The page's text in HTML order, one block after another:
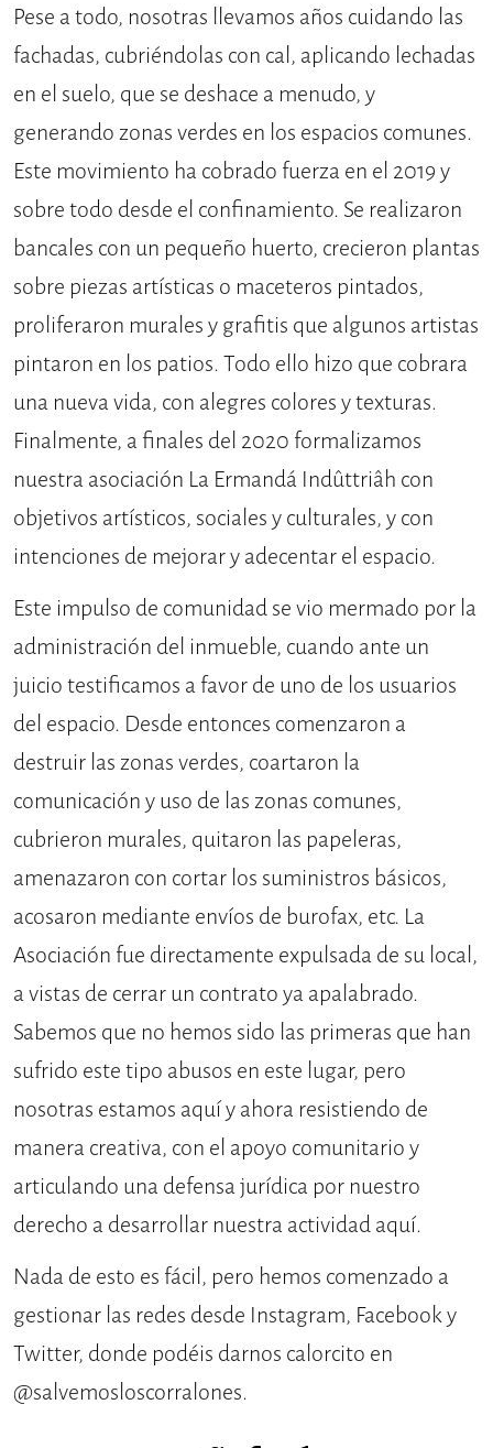
Pese a todo, nosotras llevamos años cuidando las
fachadas, cubriéndolas con cal, aplicando lechadas
en el suelo, que se deshace a menudo, y
generando zonas verdes en los espacios comunes.
Este movimiento ha cobrado fuerza en el 2019 y
sobre todo desde el confinamiento. Se realizaron
bancales con un pequeño huerto, crecieron plantas
sobre piezas artísticas o maceteros pintados,
proliferaron murales y grafitis que algunos artistas
pintaron en los patios. Todo ello hizo que cobrara
una nueva vida, con alegres colores y texturas.
Finalmente, a finales del 2020 formalizamos
nuestra asociación La Ermandá Indûttriâh con
objetivos artísticos, sociales y culturales, y con
intenciones de mejorar y adecentar el espacio.
Este impulso de comunidad se vio mermado por la
administración del inmueble, cuando ante un
juicio testificamos a favor de uno de los usuarios
del espacio. Desde entonces comenzaron a
destruir las zonas verdes, coartaron la
comunicación y uso de las zonas comunes,
cubrieron murales, quitaron las papeleras,
amenazaron con cortar los suministros básicos,
acosaron mediante envíos de burofax, etc. La
Asociación fue directamente expulsada de su local,
a vistas de cerrar un contrato ya apalabrado.
Sabemos que no hemos sido las primeras que han
sufrido este tipo abusos en este lugar, pero
nosotras estamos aquí y ahora resistiendo de
manera creativa, con el apoyo comunitario y
articulando una defensa jurídica por nuestro
derecho a desarrollar nuestra actividad aquí.
Nada de esto es fácil, pero hemos comenzado a
gestionar las redes desde Instagram, Facebook y
Twitter, donde podéis darnos calorcito en
@salvemosloscorralones.